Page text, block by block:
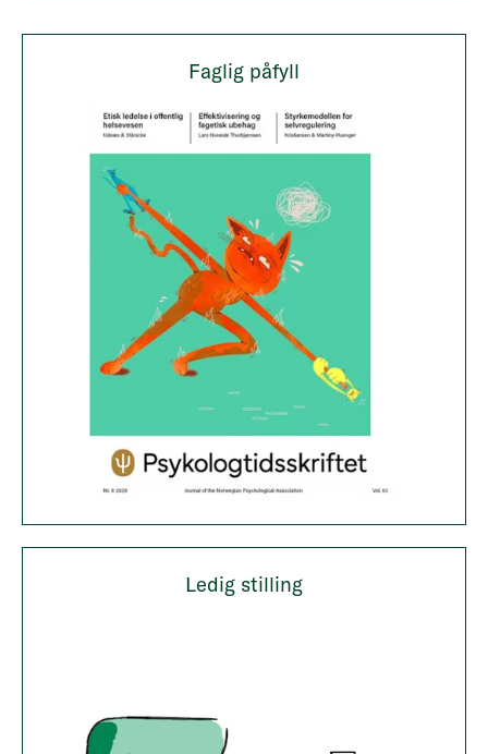
Faglig påfyll
Ledig stilling